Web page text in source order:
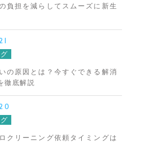
負担を減らしてスムーズに新生
の原因とは？今すぐできる解消
徹底解説
クリーニング依頼タイミングは